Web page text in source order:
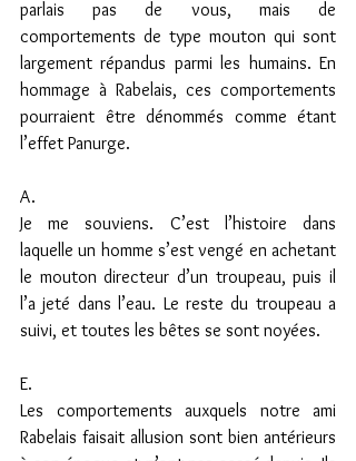
parlais pas de vous, mais de
comportements de type mouton qui sont
largement répandus parmi les humains. En
hommage à Rabelais, ces comportements
pourraient être dénommés comme étant
l’effet Panurge.
A.
Je me souviens. C’est l’histoire dans
laquelle un homme s’est vengé en achetant
le mouton directeur d’un troupeau, puis il
l’a jeté dans l’eau. Le reste du troupeau a
suivi, et toutes les bêtes se sont noyées.
E.
Les comportements auxquels notre ami
Rabelais faisait allusion sont bien antérieurs